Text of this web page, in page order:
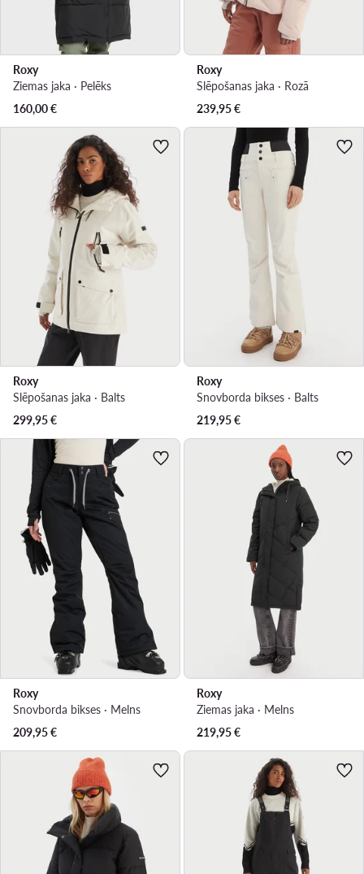
Roxy
Ziemas jaka · Pelēks
160,00€
Roxy
Slēpošanas jaka · Rozā
239,95€
Roxy
Slēpošanas jaka · Balts
299,95€
Roxy
Snovborda bikses · Balts
219,95€
Roxy
Snovborda bikses · Melns
209,95€
Roxy
Ziemas jaka · Melns
219,95€